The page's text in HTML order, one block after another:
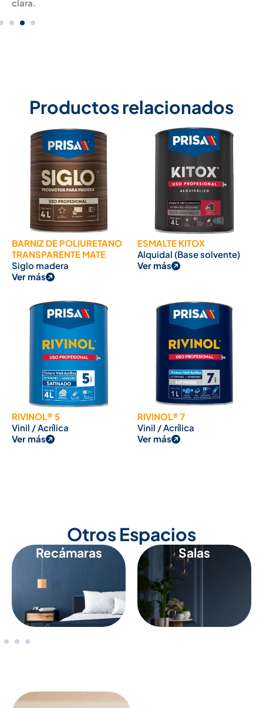
clara.
Productos relacionados
BARNIZ DE POLIURETANO
TRANSPARENTE MATE
Siglo madera
Ver más
ESMALTE KITOX
Alquidal (Base solvente)
Ver más
RIVINOL® 5
Vinil / Acrílica
Ver más
RIVINOL® 7
Vinil / Acrílica
Ver más
Otros Espacios
Recámaras Salas